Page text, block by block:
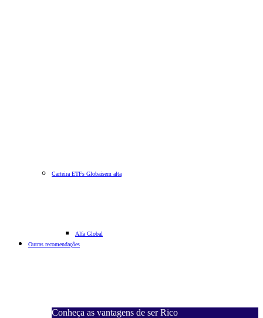
Carteira ETFs Globaisem alta
Alfa Global
Outras recomendações
Conheça as vantagens de ser Rico